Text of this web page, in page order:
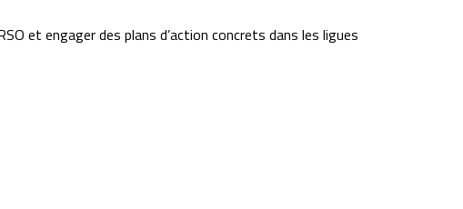
et engager des plans d’action concrets dans les ligues